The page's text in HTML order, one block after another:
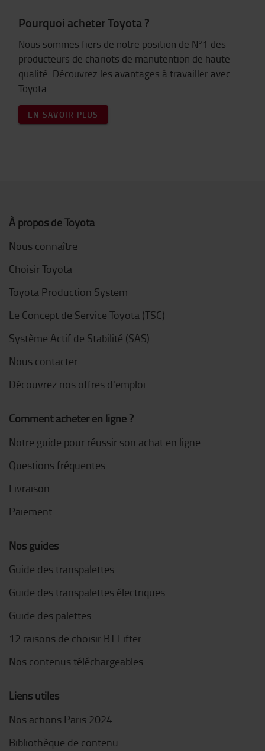
Pourquoi acheter Toyota ?
Nous sommes fiers de notre position de N°1 des
producteurs de chariots de manutention de haute
qualité. Découvrez les avantages à travailler avec
Toyota.
EN SAVOIR PLUS
À propos de Toyota
Nous connaître
Choisir Toyota
Toyota Production System
Le Concept de Service Toyota (TSC)
Système Actif de Stabilité (SAS)
Nous contacter
Découvrez nos offres d'emploi
Comment acheter en ligne ?
Notre guide pour réussir son achat en ligne
Questions fréquentes
Livraison
Paiement
Nos guides
Guide des transpalettes
Guide des transpalettes électriques
Guide des palettes
12 raisons de choisir BT Lifter
Nos contenus téléchargeables
Liens utiles
Nos actions Paris 2024
Bibliothèque de contenu